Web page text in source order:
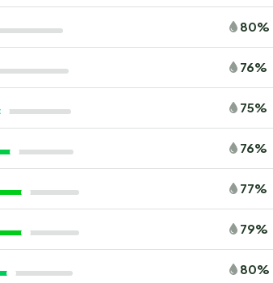
80%
76%
75%
76%
77%
79%
80%